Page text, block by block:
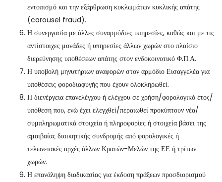
εντοπισμό και την εξάρθρωση κυκλωμάτων κυκλικής απάτης
(carousel fraud).
Η συνεργασία με άλλες συναρμόδιες υπηρεσίες, καθώς και με τις
αντίστοιχες μονάδες ή υπηρεσίες άλλων χωρών στο πλαίσιο
διερεύνησης υποθέσεων απάτης στον ενδοκοινοτικό Φ.Π.Α.
Η υποβολή μηνυτήριων αναφορών στον αρμόδιο Εισαγγελέα για
υποθέσεις φοροδιαφυγής που έχουν ολοκληρωθεί.
Η διενέργεια επανελέγχου ή ελέγχου σε χρήση/φορολογικό έτος/
υπόθεση που, ενώ έχει ελεγχθεί/περαιωθεί προκύπτουν νέα/
συμπληρωματικά στοιχεία ή πληροφορίες ή στοιχεία βάσει της
αμοιβαίας διοικητικής συνδρομής από φορολογικές ή
τελωνειακές αρχές άλλων Κρατών-Μελών της ΕΕ ή τρίτων
χωρών.
Η επανάληψη διαδικασίας για έκδοση πράξεων προσδιορισμού